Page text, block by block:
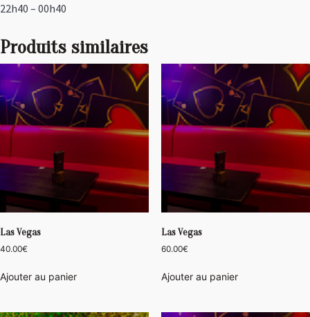
22h40 – 00h40
Produits similaires
Las Vegas
40.00€
Ajouter au panier
Las Vegas
60.00€
Ajouter au panier